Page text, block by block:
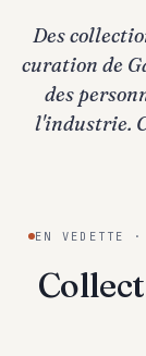
Des
curation de
des
l'industrie.
EN VEDETTE ·